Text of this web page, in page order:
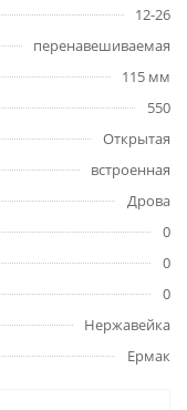
12-26
перенавешиваемая
115 мм
550
Открытая
встроенная
Дрова
0
0
0
Нержавейка
Ермак